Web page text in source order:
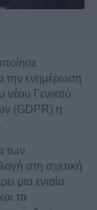
την ενημέρωση
νέου Γενικού
(GDPR) η
των
στη σχετική
μια ενιαία
τα